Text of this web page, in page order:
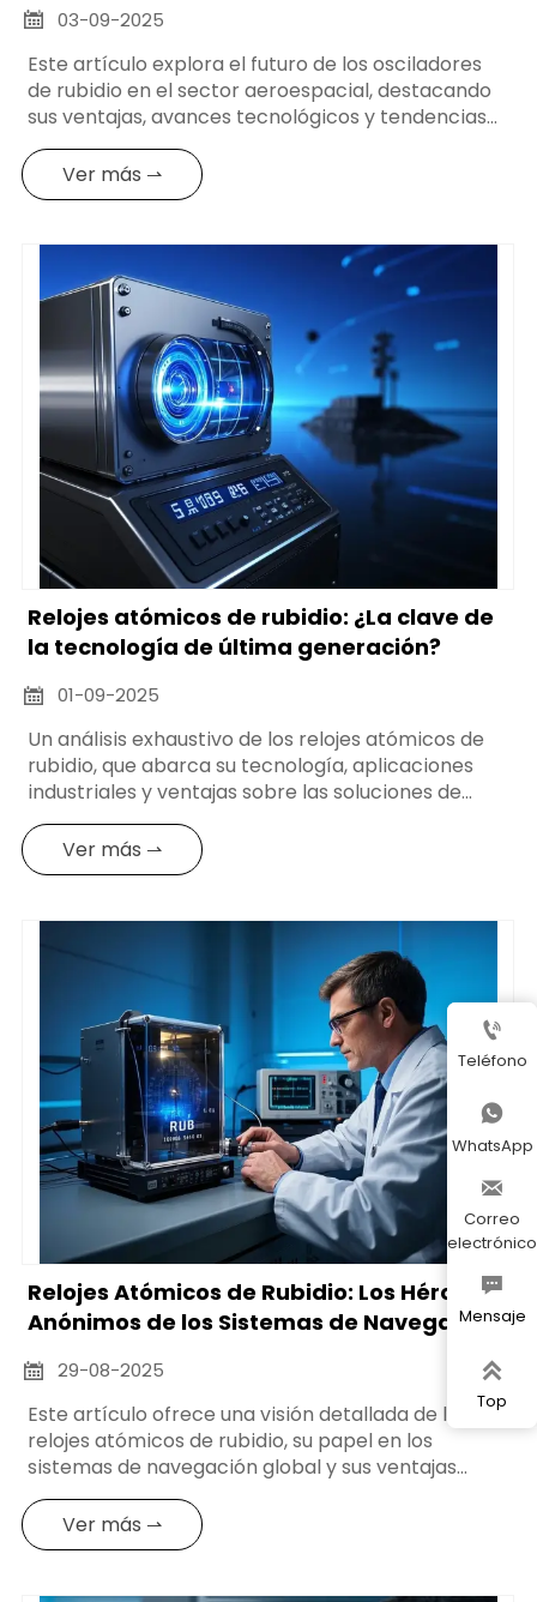
 03-09-2025
Este artículo explora el futuro de los osciladores
de rubidio en el sector aeroespacial, destacando
sus ventajas, avances tecnológicos y tendencias
de mercado. Ofrece información valiosa para los
responsables de la toma de decisiones y los
profesionales técnicos.
Ver más ⇀
Relojes atómicos de rubidio: ¿La clave de
la tecnología de última generación?
 01-09-2025
Un análisis exhaustivo de los relojes atómicos de
rubidio, que abarca su tecnología, aplicaciones
industriales y ventajas sobre las soluciones de
cronometraje convencionales.
Ver más ⇀
Relojes Atómicos de Rubidio: Los Héroes
Anónimos de los Sistemas de Navegación
 29-08-2025
Este artículo ofrece una visión detallada de los
relojes atómicos de rubidio, su papel en los
sistemas de navegación global y sus ventajas
sobre otras tecnologías de cronometraje. Cubre
especificaciones técnicas, aplicaciones
industriales y tendencias futuras.
Ver más ⇀

Teléfono

WhatsApp

Correo
electrónico

Mensaje

Top